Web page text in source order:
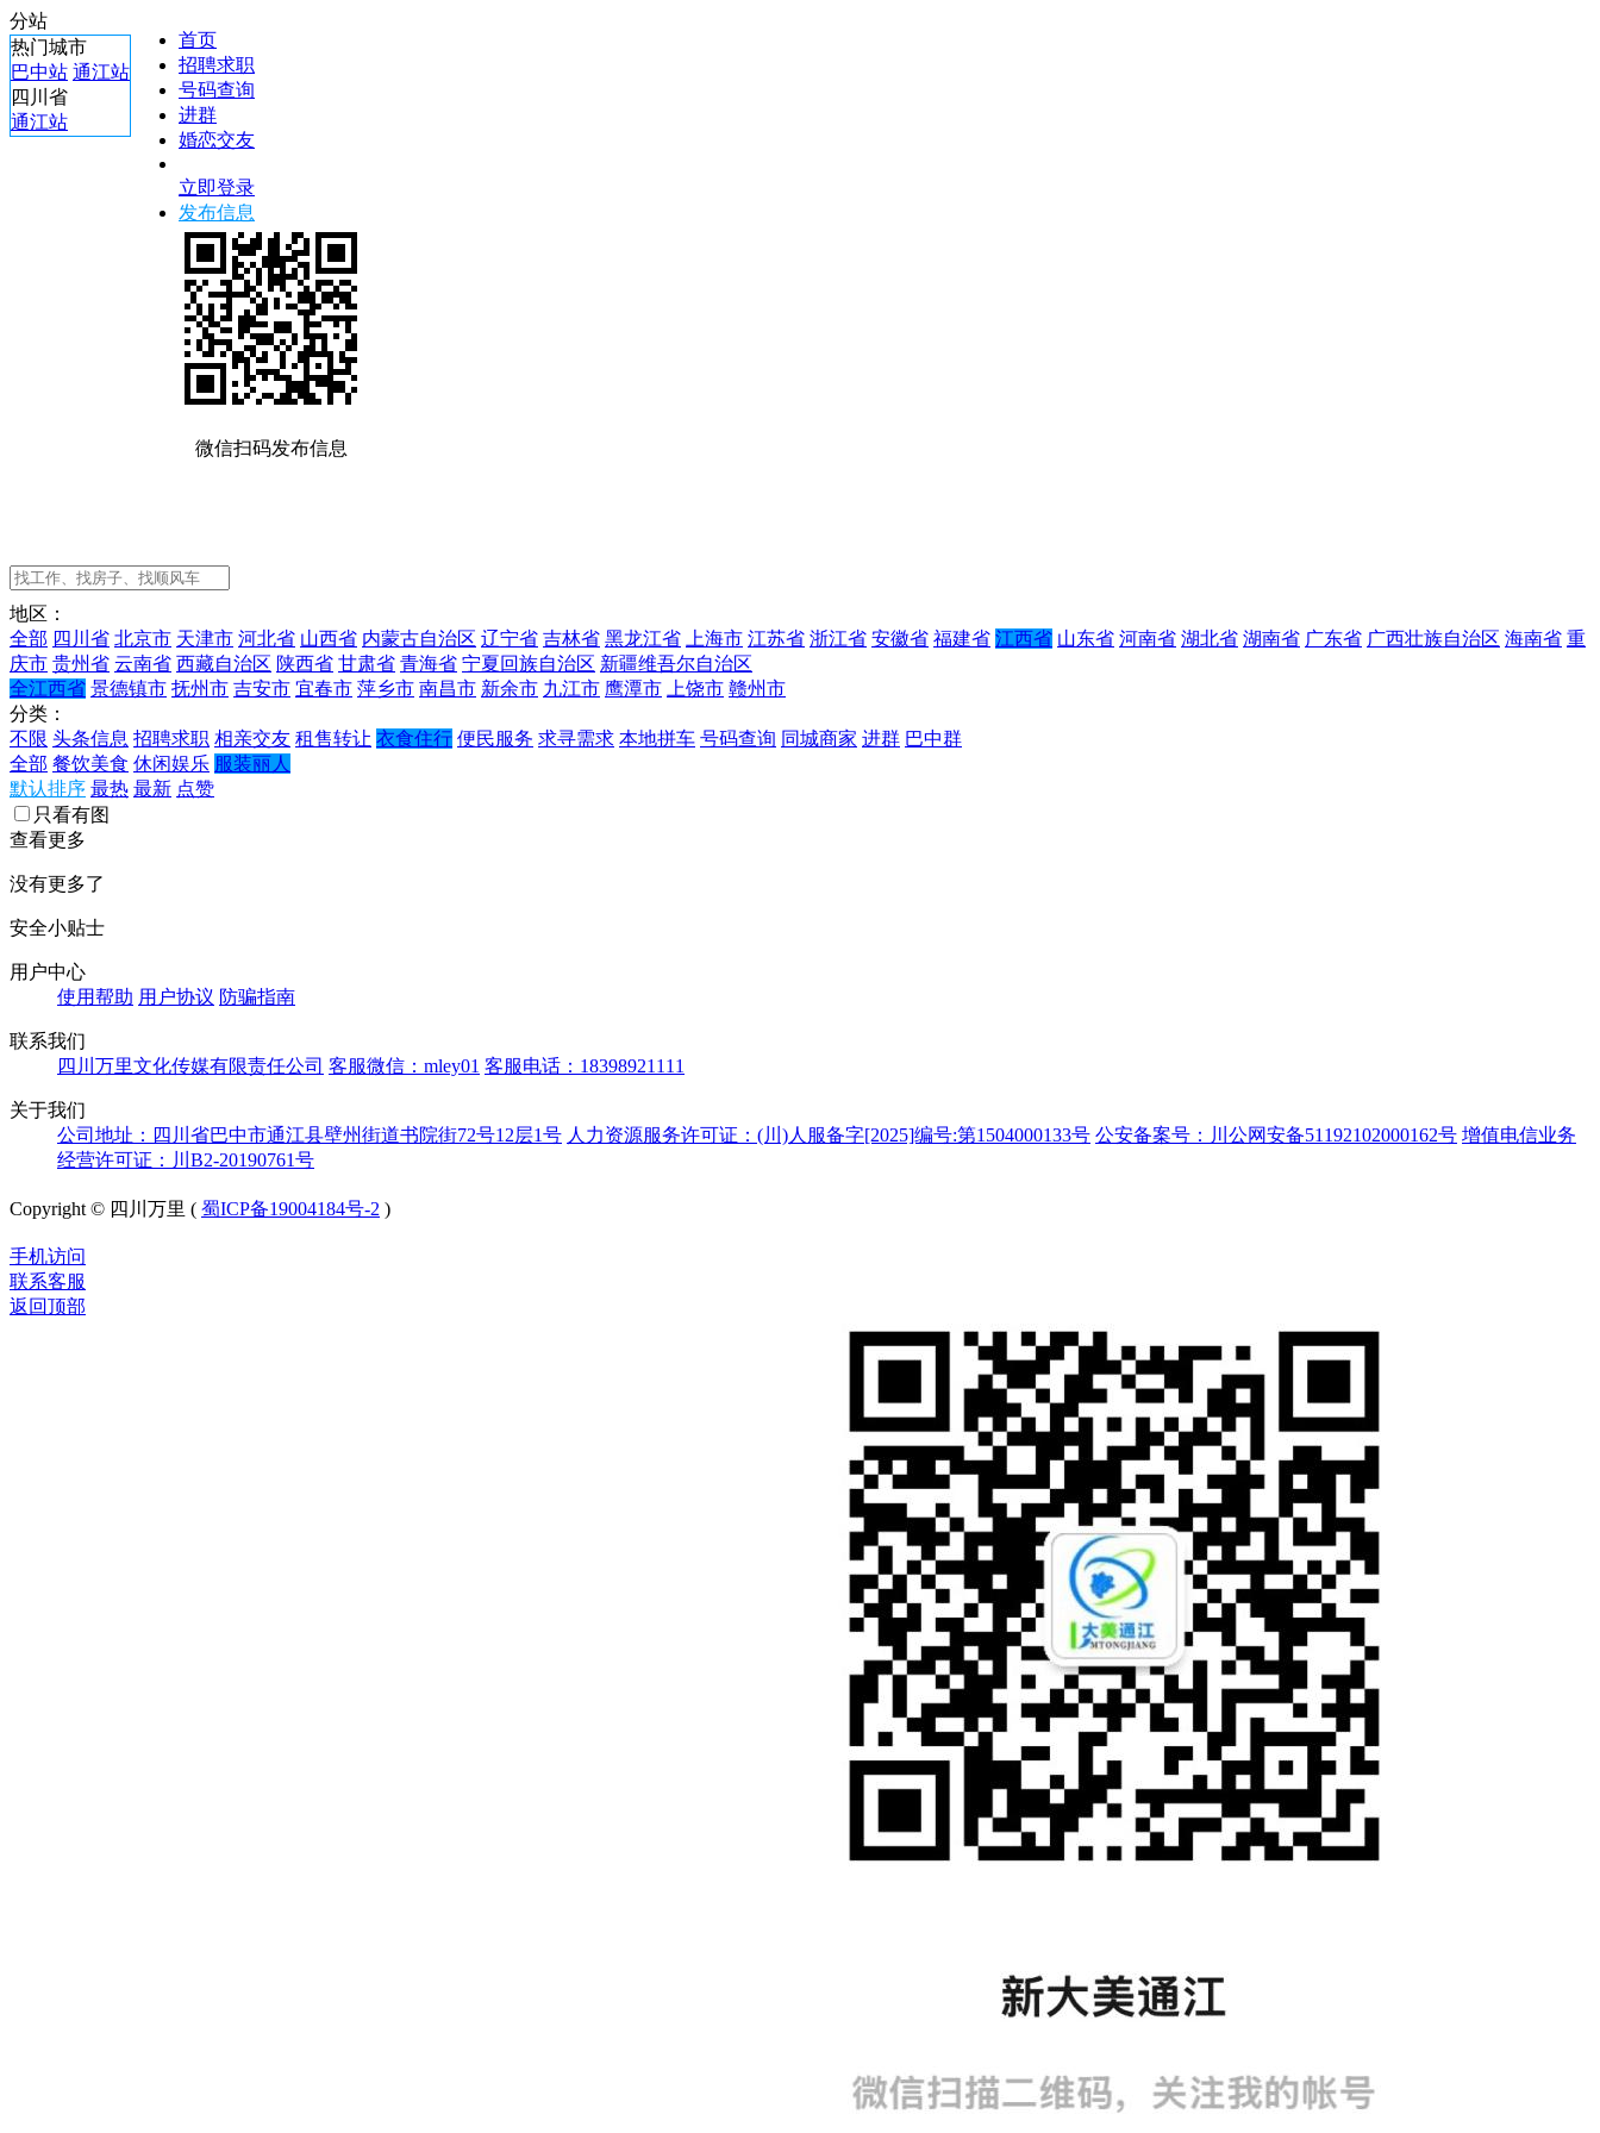
分站
热门城市
巴中站 通江站
四川省
通江站
首页
招聘求职
号码查询
进群
婚恋交友
立即登录
发布信息
微信扫码发布信息
地区：
全部 四川省 北京市 天津市 河北省 山西省 内蒙古自治区 辽宁省 吉林省 黑龙江省 上海市 江苏省 浙江省 安徽省 福建省 江西省 山东省 河南省 湖北省 湖南省 广东省 广西壮族自治区 海南省 重
庆市 贵州省 云南省 西藏自治区 陕西省 甘肃省 青海省 宁夏回族自治区 新疆维吾尔自治区
全江西省 景德镇市 抚州市 吉安市 宜春市 萍乡市 南昌市 新余市 九江市 鹰潭市 上饶市 赣州市
分类：
不限 头条信息 招聘求职 相亲交友 租售转让 衣食住行 便民服务 求寻需求 本地拼车 号码查询 同城商家 进群 巴中群
全部 餐饮美食 休闲娱乐 服装丽人
默认排序 最热 最新 点赞
只看有图
查看更多
没有更多了
安全小贴士
用户中心
使用帮助 用户协议 防骗指南
联系我们
四川万里文化传媒有限责任公司 客服微信：mley01 客服电话：18398921111
关于我们
公司地址：四川省巴中市通江县壁州街道书院街72号12层1号 人力资源服务许可证：(川)人服备字[2025]编号:第1504000133号 公安备案号：川公网安备51192102000162号 增值电信业务
经营许可证：川B2-20190761号
Copyright © 四川万里 ( 蜀ICP备19004184号-2 )
手机访问
联系客服
返回顶部